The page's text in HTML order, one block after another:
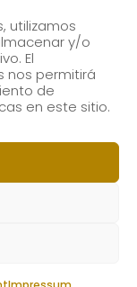
utilizamos
y/o
El
nos permitirá
de
en este sitio.
our news by